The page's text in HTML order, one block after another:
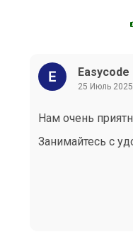
Easycode
25 Июль
Нам очень
Занимайтесь с